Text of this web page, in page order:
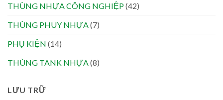
THÙNG NHỰA CÔNG NGHIỆP(42)
THÙNG PHUY NHỰA(7)
PHỤ KIỆN (14)
THÙNG TANK NHỰA(8)
LƯU TRỮ